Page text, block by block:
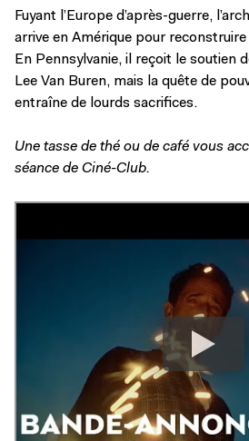
Fuyant l’Europe d’après-guerre,
arrive en Amérique pour
En Pennsylvanie, il reçoit le soutien
Lee Van Buren, mais la quête de
entraîne de lourds sacrifices.
Une tasse de thé ou de café vous
séance de Ciné-Club.